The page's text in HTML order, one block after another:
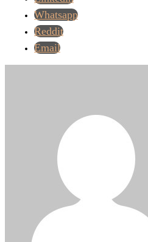
Whatsapp
Reddit
Email